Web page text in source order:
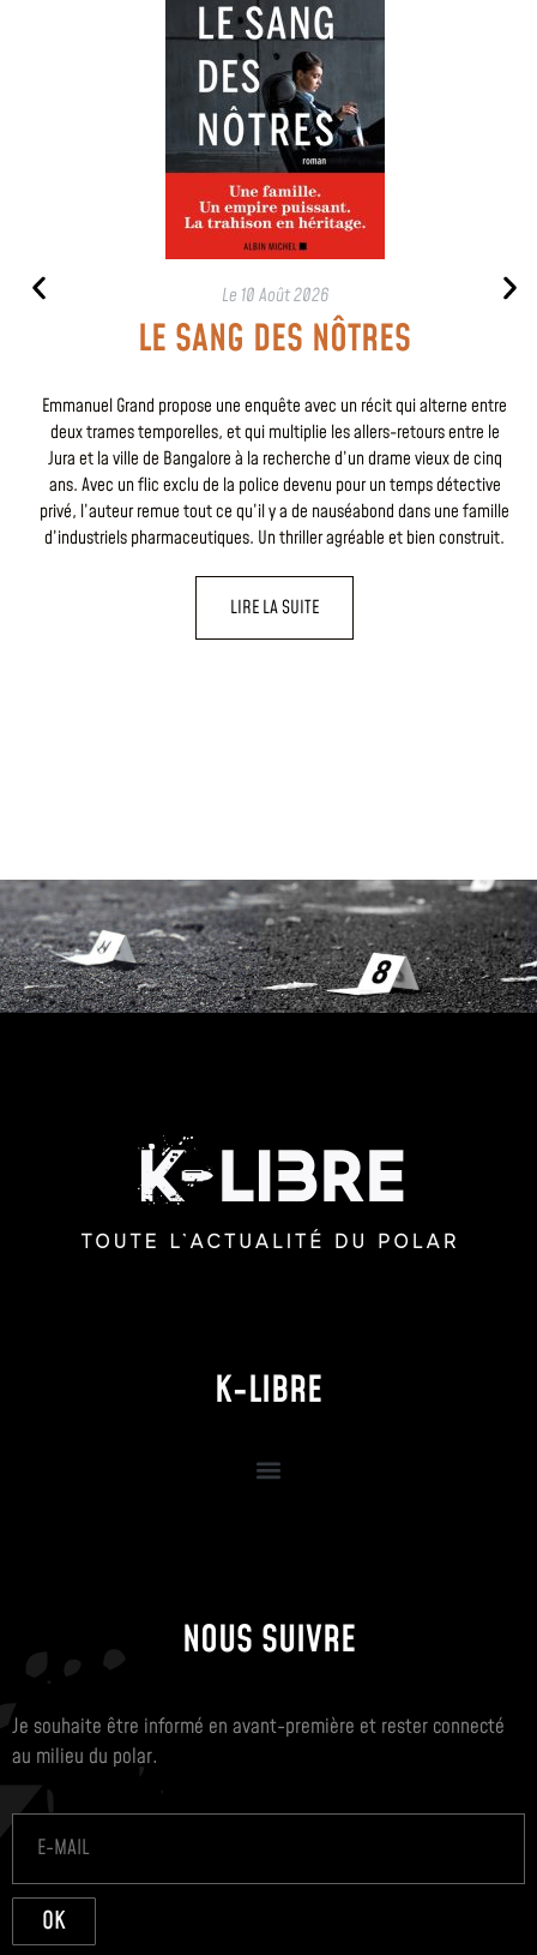
Le 10 Août 2026
LE SANG DES NÔTRES
Emmanuel Grand propose une enquête avec un récit qui alterne entre
deux trames temporelles, et qui multiplie les allers-retours entre le
Jura et la ville de Bangalore à la recherche d’un drame vieux de cinq
ans. Avec un flic exclu de la police devenu pour un temps détective
privé, l’auteur remue tout ce qu’il y a de nauséabond dans une famille
d’industriels pharmaceutiques. Un thriller agréable et bien construit.
LIRE LA SUITE
K-LIBRE
NOUS SUIVRE
Je souhaite être informé en avant-première et rester connecté
au milieu du polar.
OK